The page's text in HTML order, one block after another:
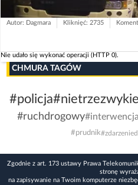
Autor: Dagmara Kliknięć: 2735
Nie udało się wykonać operacji (HTTP 0).
CHMURA TAGÓW
#policja
#ruchdrogowy#interwencja
#prudnik
Zgodnie z art. 173 ustawy Prawa
stronę
na zapisywanie na Twoim komputerze